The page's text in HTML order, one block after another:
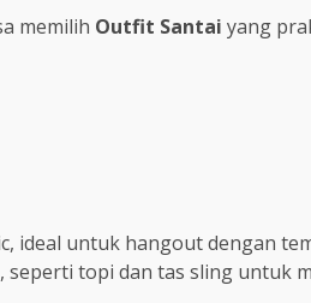
memilih Outfit Santai yang
ideal untuk hangout dengan
seperti topi dan tas sling untuk